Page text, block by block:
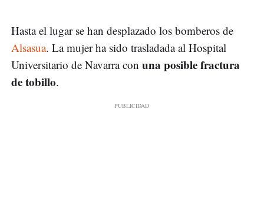
Hasta el lugar se han desplazado los bomberos de
Alsasua. La mujer ha sido trasladada al Hospital
Universitario de Navarra con una posible fractura
de tobillo.